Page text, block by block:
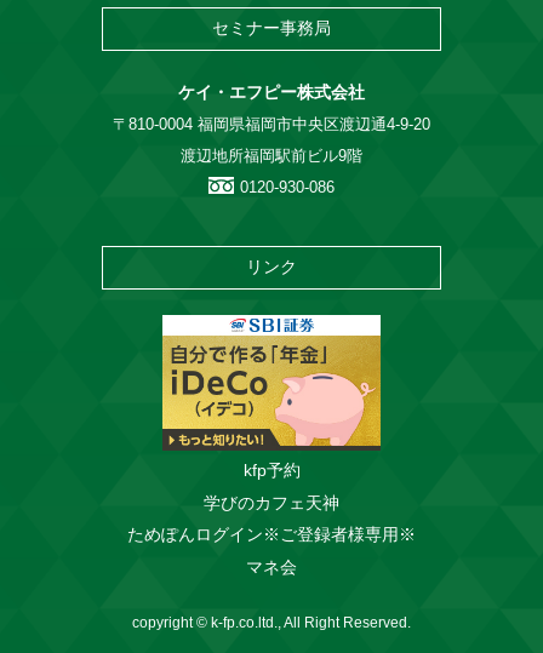
セミナー事務局
ケイ・エフピー株式会社
〒810-0004 福岡県福岡市中央区渡辺通4-9-20
渡辺地所福岡駅前ビル9階
0120-930-086
リンク
kfp予約
学びのカフェ天神
ためぽんログイン※ご登録者様専用※
マネ会
copyright © k-fp.co.ltd., All Right Reserved.